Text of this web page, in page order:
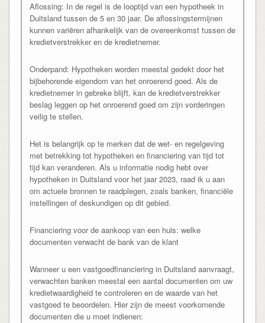
Aflossing: In de regel is de looptijd van een hypotheek in
Duitsland tussen de 5 en 30 jaar. De aflossingstermijnen
kunnen variëren afhankelijk van de overeenkomst tussen de
kredietverstrekker en de kredietnemer.
Onderpand: Hypotheken worden meestal gedekt door het
bijbehorende eigendom van het onroerend goed. Als de
kredietnemer in gebreke blijft, kan de kredietverstrekker
beslag leggen op het onroerend goed om zijn vorderingen
veilig te stellen.
Het is belangrijk op te merken dat de wet- en regelgeving
met betrekking tot hypotheken en financiering van tijd tot
tijd kan veranderen. Als u informatie nodig hebt over
hypotheken in Duitsland voor het jaar 2023, raad ik u aan
om actuele bronnen te raadplegen, zoals banken, financiële
instellingen of deskundigen op dit gebied.
Financiering voor de aankoop van een huis: welke
documenten verwacht de bank van de klant
Wanneer u een vastgoedfinanciering in Duitsland aanvraagt,
verwachten banken meestal een aantal documenten om uw
kredietwaardigheid te controleren en de waarde van het
vastgoed te beoordelen. Hier zijn de meest voorkomende
documenten die u moet indienen: